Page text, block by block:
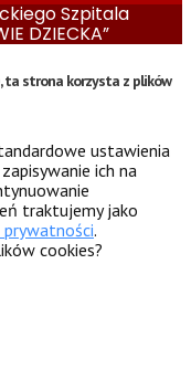
Szpitala
DZIECKA”
ta strona korzysta z plików
ustawienia
ich na
traktujemy jako
.
cookies?